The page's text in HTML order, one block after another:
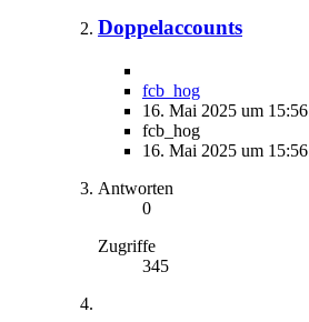
Doppelaccounts
fcb_hog
16. Mai 2025 um 15:56
fcb_hog
16. Mai 2025 um 15:56
Antworten
0
Zugriffe
345